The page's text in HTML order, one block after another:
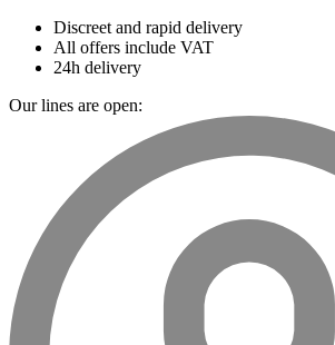
Discreet and rapid delivery
All offers include VAT
24h delivery
Our lines are open: